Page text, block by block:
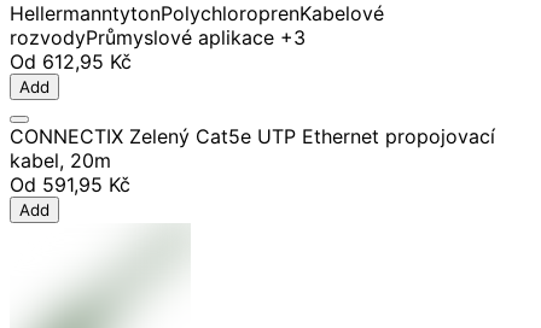
HellermanntytonPolychloroprenKabelové
rozvodyPrůmyslové aplikace +3
Od 612,95 Kč
Add
CONNECTIX Zelený Cat5e UTP Ethernet propojovací
kabel, 20m
Od 591,95 Kč
Add